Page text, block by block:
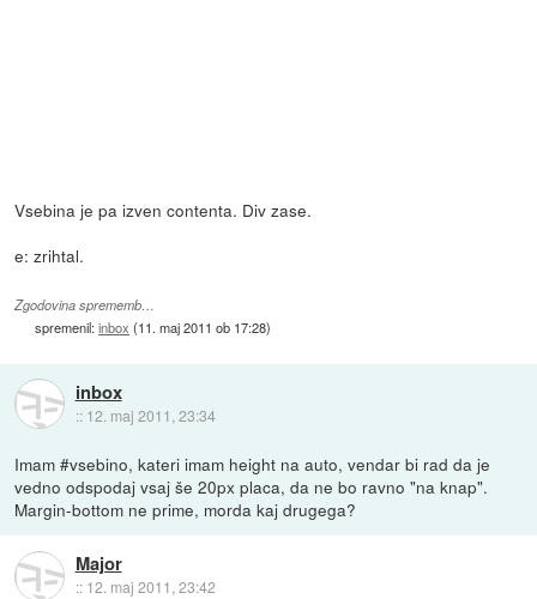
Vsebina je pa izven contenta. Div zase.
e: zrihtal.
Zgodovina sprememb…
spremenil:inbox (11. maj 2011 ob 17:28)
inbox
:: 12. maj 2011, 23:34
Imam #vsebino, kateri imam height na auto, vendar bi rad da je
vedno odspodaj vsaj še 20px placa, da ne bo ravno "na knap".
Margin-bottom ne prime, morda kaj drugega?
Major
:: 12. maj 2011, 23:42